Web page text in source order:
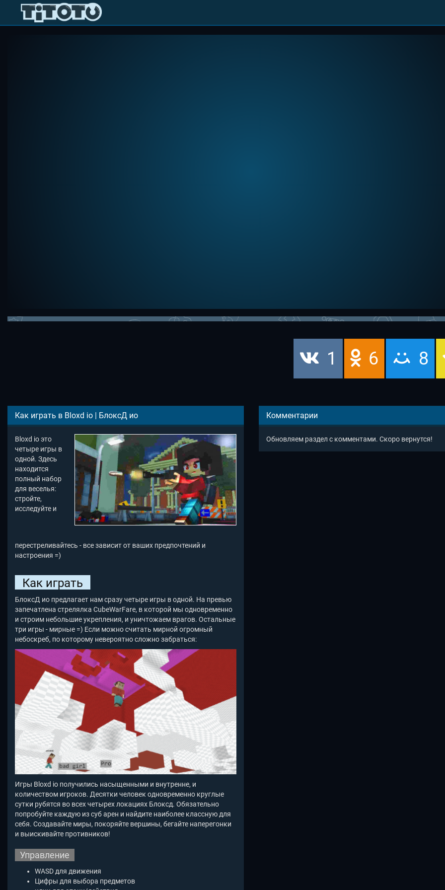
1 6 8
Как играть в Bloxd io | БлоксД ио
Bloxd io это
четыре игры в
одной. Здесь
находится
полный набор
для веселья:
стройте,
исследуйте и
перестреливайтесь - все зависит от ваших предпочтений и
настроения =)
Как играть
БлоксД ио предлагает нам сразу четыре игры в одной. На превью
запечатлена стрелялка CubeWarFare, в которой мы одновременно
и строим небольшие укрепления, и уничтожаем врагов. Остальные
три игры - мирные =) Если можно считать мирной огромный
небоскреб, по которому невероятно сложно забраться:
Игры Bloxd io получились насыщенными и внутренне, и
количеством игроков. Десятки человек одновременно круглые
сутки рубятся во всех четырех локациях Блоксд. Обязательно
попробуйте каждую из суб арен и найдите наиболее классную для
себя. Создавайте миры, покоряйте вершины, бегайте наперегонки
и выискивайте противников!
Управление
WASD для движения
Цифры для выбора предметов
Комментарии
Обновляем раздел с комментами. Скоро вернутся!